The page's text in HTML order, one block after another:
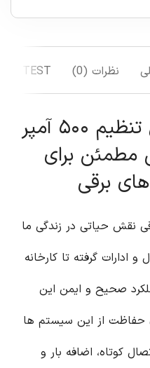
نظرات (0) TEST
کلید اتوماتیک قابل تنظیم ۵۰۰ آمپر
مطمئن برای
برقی
نقش حیاتی در زندگی ما
ادارات گرفته تا کارخانه
صحیح و ایمن این
حفاظت از این سیستم ها
کوتاه، اضافه بار و